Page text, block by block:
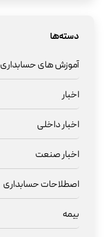
دسته‌ها
آموزش های حسابداری
اخبار
اخبار داخلی
اخبار صنعت
اصطلاحات حسابداری
بیمه